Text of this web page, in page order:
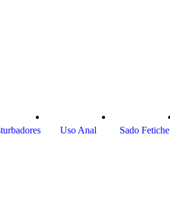
Uso Anal Sado Fetiche